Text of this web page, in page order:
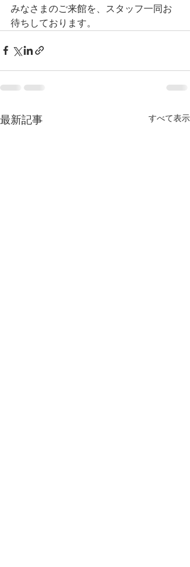
みなさまのご来館を、スタッフ一同お
待ちしております。
最新記事 すべて表示